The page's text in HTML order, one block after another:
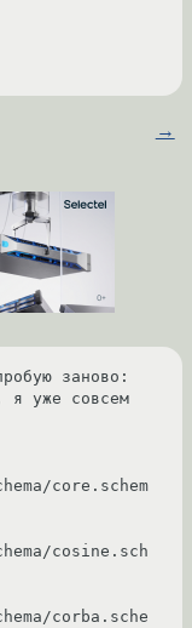
→
заново:
я уже совсем
core.schem
cosine.sch
corba.sche